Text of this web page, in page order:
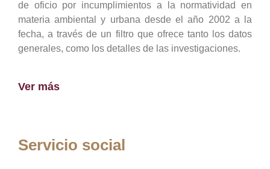
de oficio por incumplimientos a la normatividad en
materia ambiental y urbana desde el año 2002 a la
fecha, a través de un filtro que ofrece tanto los datos
generales, como los detalles de las investigaciones.
Ver más
Servicio social